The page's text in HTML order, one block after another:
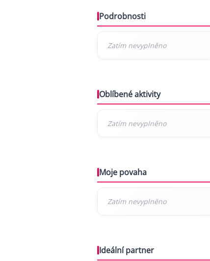
Podrobnosti
Oblíbené aktivity
Moje povaha
Ideální partner